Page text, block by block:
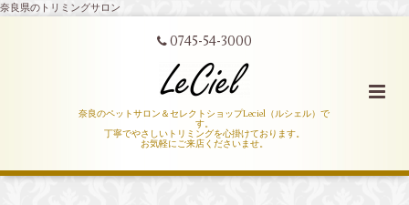
奈良県のトリミングサロン
0745-54-3000
奈良のペットサロン＆セレクトショップLeciel（ルシェル）で
す。
丁寧でやさしいトリミングを心掛けております。
お気軽にご来店くださいませ。